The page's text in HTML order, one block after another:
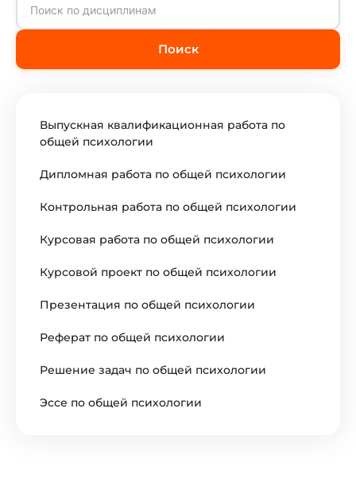
Поиск
Выпускная квалификационная работа по
общей психологии
Дипломная работа по общей психологии
Контрольная работа по общей психологии
Курсовая работа по общей психологии
Курсовой проект по общей психологии
Презентация по общей психологии
Реферат по общей психологии
Решение задач по общей психологии
Эссе по общей психологии